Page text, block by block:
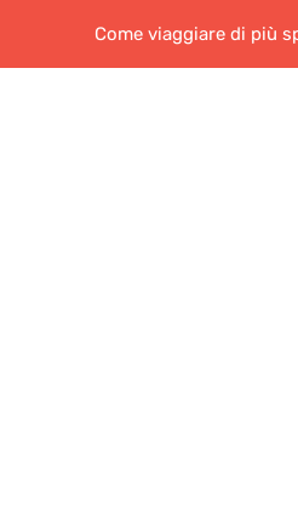
Come viaggiare di più